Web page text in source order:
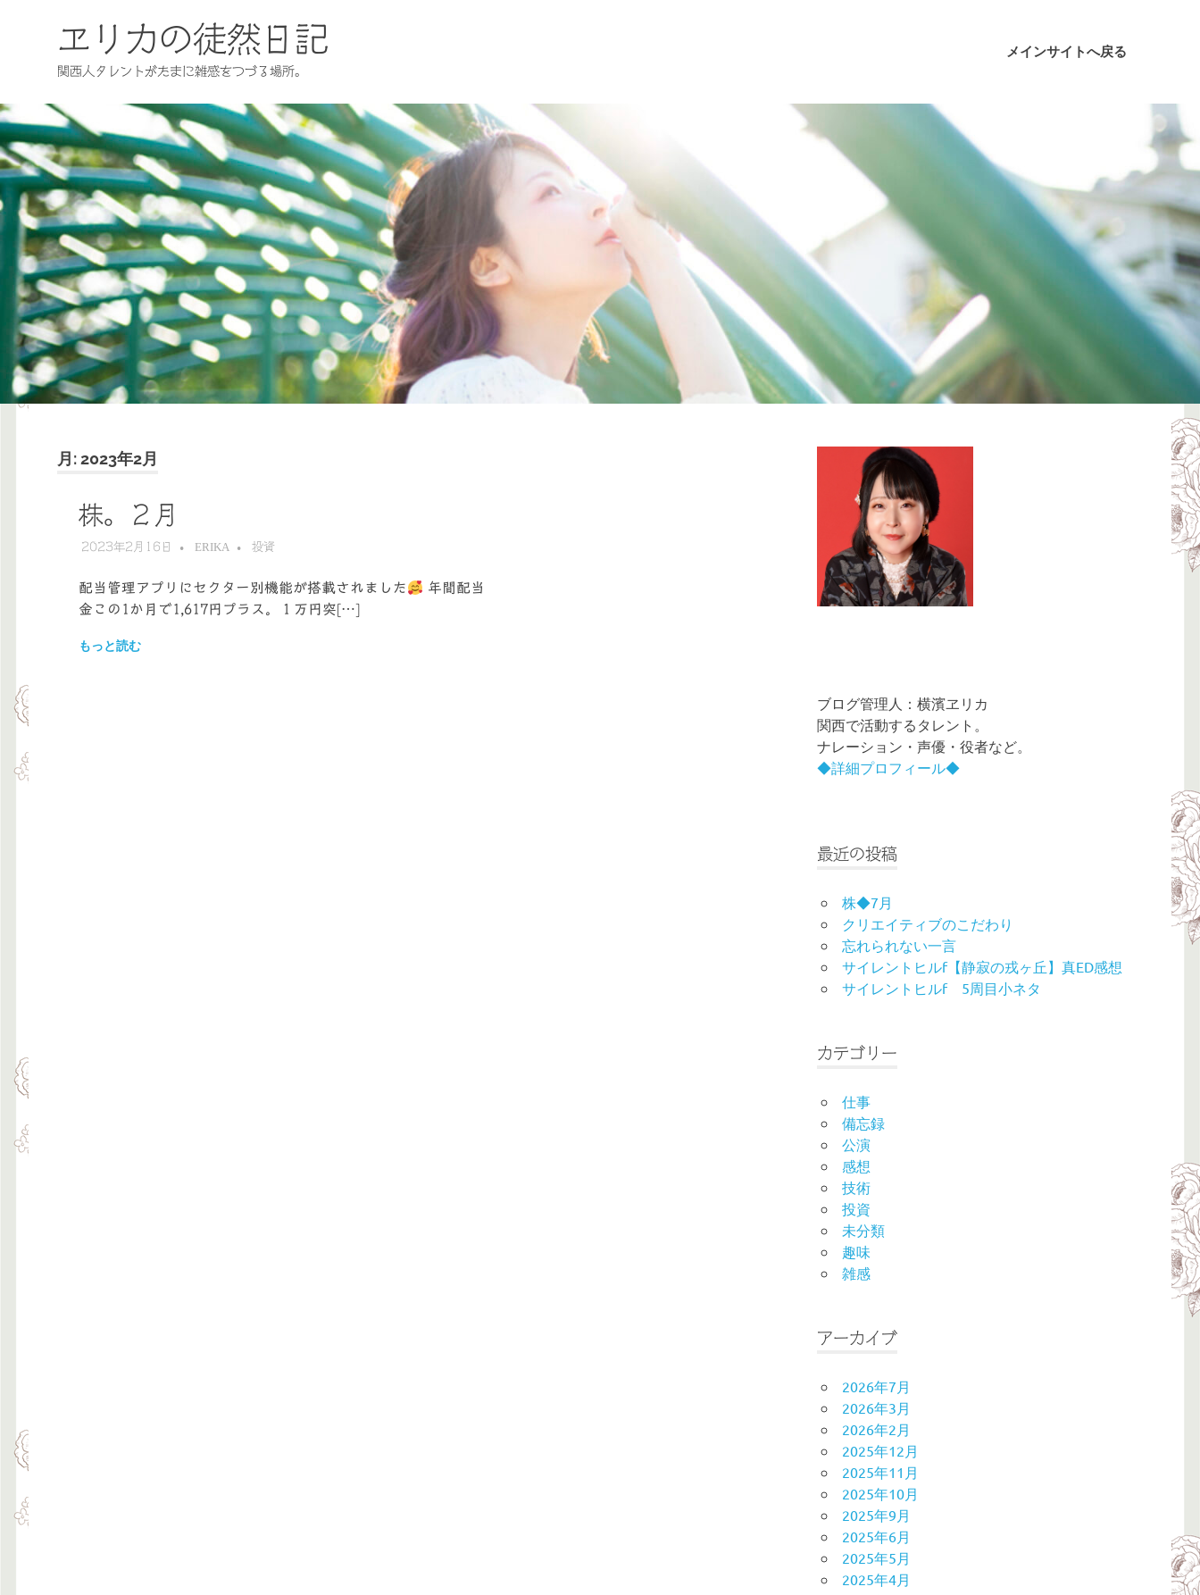
へ
ス
キ
ッ
プ
ヱリカの徒然日記
関西人タレントがたまに雑感をつづる場所。
メインサイトへ戻る
月:2023年2月
株。２月
2023年2月16日 ERIKA 投資
配当管理アプリにセクター別機能が搭載されました
年間配当
金この1か月で1,617円プラス。１万円突[…]
もっと読む
ブログ管理人：横濱ヱリカ
関西で活動するタレント。
ナレーション・声優・役者など。
◆詳細プロフィール◆
最近の投稿
株◆7月
クリエイティブのこだわり
忘れられない一言
サイレントヒルf【静寂の戎ヶ丘】真ED感想
サイレントヒルf 5周目小ネタ
カテゴリー
仕事
備忘録
公演
感想
技術
投資
未分類
趣味
雑感
アーカイブ
2026年7月
2026年3月
2026年2月
2025年12月
2025年11月
2025年10月
2025年9月
2025年6月
2025年5月
2025年4月